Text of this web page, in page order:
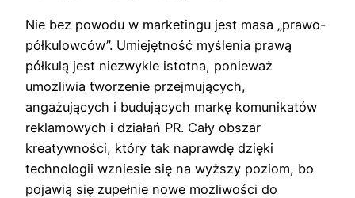
Nie bez powodu w marketingu jest masa „prawo-
półkulowców”. Umiejętność myślenia prawą
półkulą jest niezwykle istotna, ponieważ
umożliwia tworzenie przejmujących,
angażujących i budujących markę komunikatów
reklamowych i działań PR. Cały obszar
kreatywności, który tak naprawdę dzięki
technologii wzniesie się na wyższy poziom, bo
pojawią się zupełnie nowe możliwości do